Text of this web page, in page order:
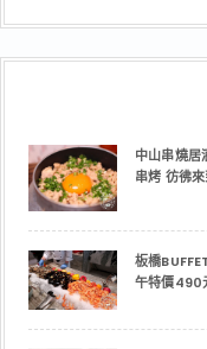
中山串燒居
串烤 彷彿來
板橋
午特價490